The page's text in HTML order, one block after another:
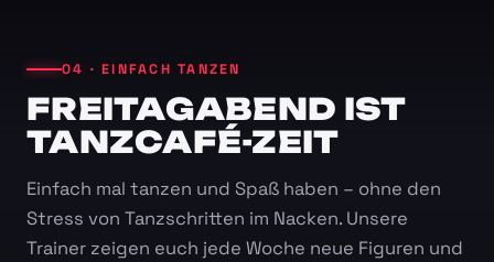
04 · EINFACH TANZEN
FREITAGABEND IST
TANZCAFÉ-ZEIT
Einfach mal tanzen und Spaß haben – ohne den
Stress von Tanzschritten im Nacken. Unsere
Trainer zeigen euch jede Woche neue Figuren und